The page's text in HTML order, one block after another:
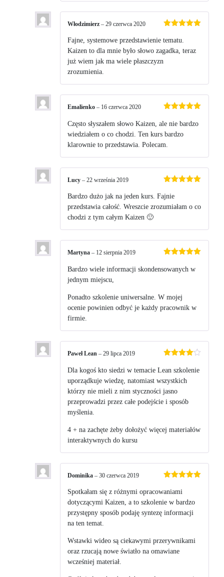
na 5
Włodzimierz – 29 czerwca 2020
Fajne, systemowe przedstawienie tematu.
Kaizen to dla mnie było słowo zagadka, teraz
już wiem jak ma wiele płaszczyzn
zrozumienia.
na 5
Emalienko – 16 czerwca 2020
Często słyszałem słowo Kaizen, ale nie bardzo
wiedziałem o co chodzi. Ten kurs bardzo
klarownie to przedstawia. Polecam.
na 5
Lucy – 22 września 2019
Bardzo dużo jak na jeden kurs. Fajnie
przedstawia całość. Wreszcie zrozumiałam o co
chodzi z tym całym Kaizen 🙂
na 5
Martyna – 12 sierpnia 2019
Bardzo wiele informacji skondensowanych w
jednym miejscu,
Ponadto szkolenie uniwersalne. W mojej
ocenie powinien odbyć je każdy pracownik w
firmie.
4na 5
Paweł Lean – 29 lipca 2019
Dla kogoś kto siedzi w temacie Lean szkolenie
uporządkuje wiedzę, natomiast wszystkich
którzy nie mieli z nim styczności jasno
przeprowadzi przez całe podejście i sposób
myślenia.
4 + na zachęte żeby dołożyć więcej materiałów
interaktywnych do kursu
na 5
Dominika – 30 czerwca 2019
Spotkałam się z różnymi opracowaniami
dotyczącymi Kaizen, a to szkolenie w bardzo
przystępny sposób podaję syntezę informacji
na ten temat.
Wstawki wideo są ciekawymi przerywnikami
oraz rzucają nowe światło na omawiane
wcześniej materiał.